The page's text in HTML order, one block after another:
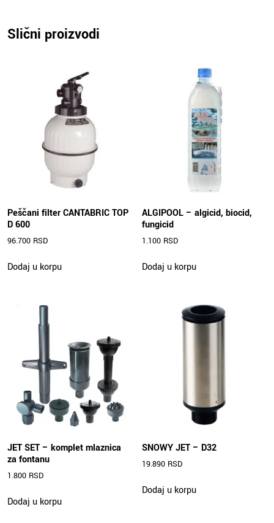
Slični proizvodi
Peščani filter CANTABRIC TOP
D 600
96.700 RSD
Dodaj u korpu
ALGIPOOL – algicid, biocid,
fungicid
1.100 RSD
Dodaj u korpu
JET SET – komplet mlaznica
za fontanu
1.800 RSD
Dodaj u korpu
SNOWY JET – D32
19.890 RSD
Dodaj u korpu